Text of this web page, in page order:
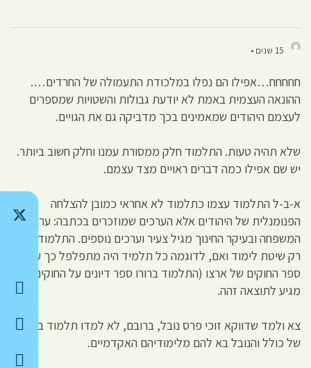
15 שנים •
חחחחח…אפילו הם נפלו במלכודת התעמולה של החרדים….
ההונאה העצמית באמת לא יודעת גבולות והשטויות שמספרים
לעצמם היהודים שמאמינים בכך מדביקה גם את הגויים.
שלא תהיה טעות. התלמוד חלק ממסורת עמנו וחלק חשוב ביותר.
יש שם אפילו כמה דברים ראויים מצד עצמם.
א-ב-ל התלמוד עצמו כתלמוד לא אחראי כמובן להצלחה
הפנומנלית של היהודים אלא הערכים שמוזכרים בכתבה: ערך
המשפחה ובעיקר החינוך מגיל צעיר וערכים נוספים. התלמוד הוא
רק שיטת לימוד ואם, לדוגמה כל תלמיד היה מתפלפל כך על
ספר החוקים של ארצו (התלמוד ברורו ספר דיונים על החוקים) היה
מגיע לתוצאה זהה.
צא ולמד שדווקא זוכי פרס נובל, ברובם, לא למדו תלמוד ברמה
של כולל והנובל בא להם מלימודיהם האקדמיים.